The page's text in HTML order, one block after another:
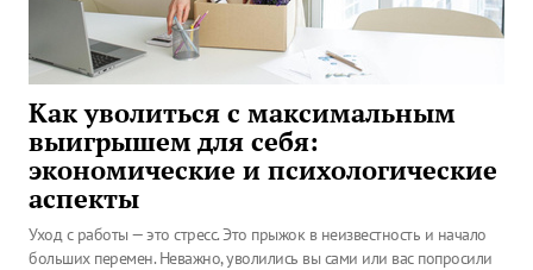
Как уволиться с максимальным
выигрышем для себя:
экономические и психологические
аспекты
Уход с работы — это стресс. Это прыжок в неизвестность и начало
больших перемен. Неважно, уволились вы сами или вас попросили